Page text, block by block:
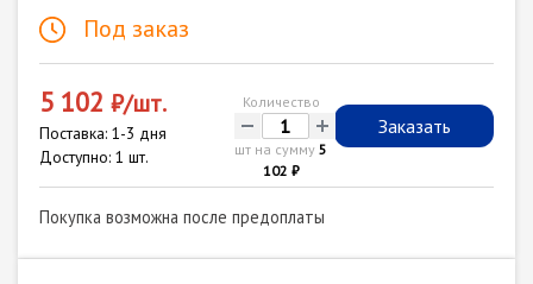
Под заказ
5 102 ₽/шт.
Поставка: 1-3 дня
Доступно: 1 шт.
Количество
- +
шт на сумму5
102 ₽
Заказать
Покупка возможна после предоплаты